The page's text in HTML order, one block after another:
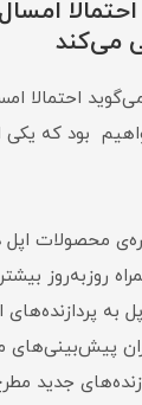
می‌کند
احتمالا
بود که
محصولات اپل
روز‌به‌روز
پردازنده‌های
پیش‌بینی‌های
جدید